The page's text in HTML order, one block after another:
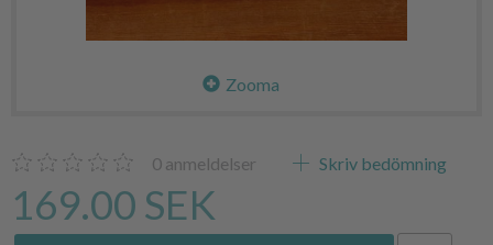
Zooma
0 anmeldelser Skriv bedömning
169.00 SEK